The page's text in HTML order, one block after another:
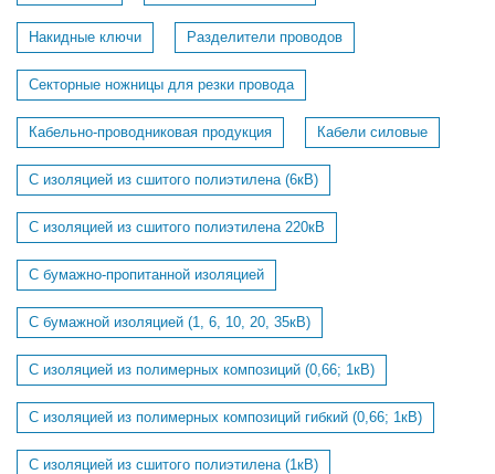
Накидные ключи Разделители проводов
Секторные ножницы для резки провода
Кабельно-проводниковая продукция Кабели силовые
С изоляцией из сшитого полиэтилена (6кВ)
С изоляцией из сшитого полиэтилена 220кВ
С бумажно-пропитанной изоляцией
С бумажной изоляцией (1, 6, 10, 20, 35кВ)
С изоляцией из полимерных композиций (0,66; 1кВ)
С изоляцией из полимерных композиций гибкий (0,66; 1кВ)
С изоляцией из сшитого полиэтилена (1кВ)